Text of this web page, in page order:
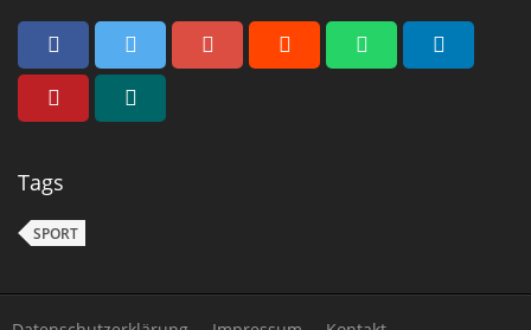
Tags
SPORT